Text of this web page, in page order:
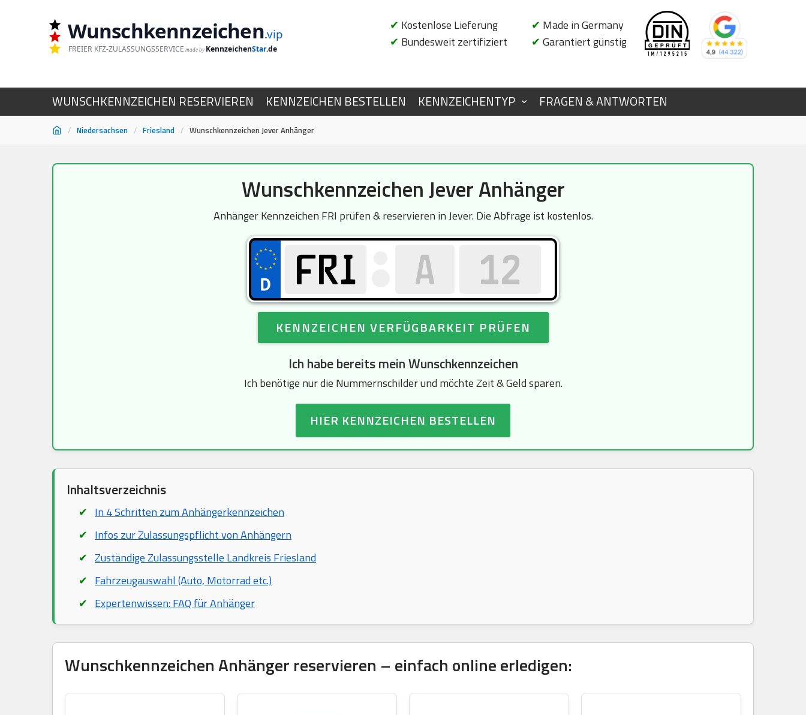
Wunschkennzeichen.vip
FREIER KFZ-ZULASSUNGSSERVICE made by KennzeichenStar.de
✔ Kostenlose Lieferung
✔ Bundesweit zertifiziert
✔ Made in Germany
✔ Garantiert günstig
WUNSCHKENNZEICHEN RESERVIEREN KENNZEICHEN BESTELLEN KENNZEICHENTYP FRAGEN & ANTWORTEN
/ Niedersachsen / Friesland / Wunschkennzeichen Jever Anhänger
Wunschkennzeichen Jever Anhänger
Anhänger Kennzeichen FRI prüfen & reservieren in Jever. Die Abfrage ist kostenlos.
KENNZEICHEN VERFÜGBARKEIT PRÜFEN
Ich habe bereits mein Wunschkennzeichen
Ich benötige nur die Nummernschilder und möchte Zeit & Geld sparen.
HIER KENNZEICHEN BESTELLEN
Inhaltsverzeichnis
In 4 Schritten zum Anhängerkennzeichen
Infos zur Zulassungspflicht von Anhängern
Zuständige Zulassungsstelle Landkreis Friesland
Fahrzeugauswahl (Auto, Motorrad etc.)
Expertenwissen: FAQ für Anhänger
Wunschkennzeichen Anhänger reservieren – einfach online erledigen: